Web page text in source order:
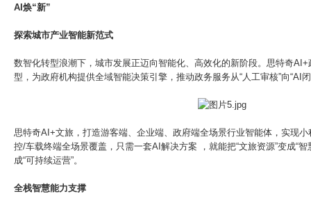
AI焕“新”
探索城市产业智能新范式
数智化转型浪潮下，城市发展正迈向智能化、高效化的新阶段。思特奇
型，为政府机构提供全域智能决策引擎，推动政务服务从“人工审核”向“AI
思特奇AI+文旅，打造游客端、企业端、政府端全场景行业智能体，实现
控/车载终端全场景覆盖，只需一套AI解决方案 ，就能把“文旅资源”变成“智
成“可持续运营”。
全栈智慧能力支撑